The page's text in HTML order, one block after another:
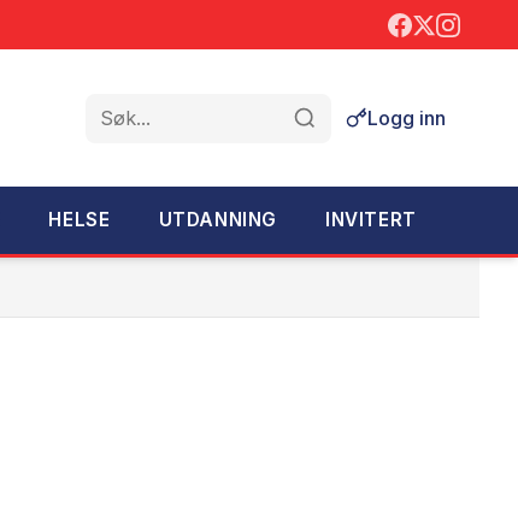
Søk
Logg inn
HELSE UTDANNING INVITERT